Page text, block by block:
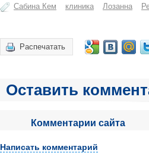
Сабина Кем клиника Лозанна
Распечатать
Оставить
Комментарии сайта
Написать комментарий